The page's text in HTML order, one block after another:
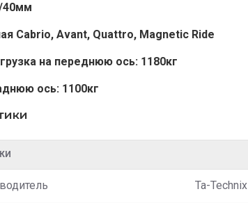
40мм
Cabrio, Avant, Quattro, Magnetic Ride
на переднюю ось: 1180кг
ось: 1100кг
Ta-Technix